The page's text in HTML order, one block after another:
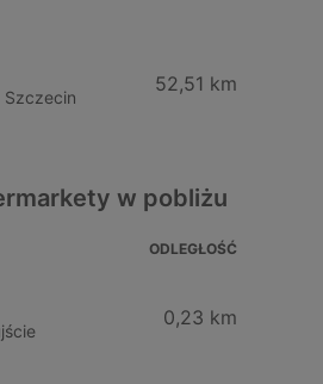
Szczecin
52,51 km
w pobliżu
ODLEGŁOŚĆ
0,23 km